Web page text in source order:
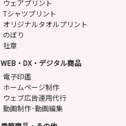
ウェアプリント
Tシャツプリント
オリジナルタオルプリント
のぼり
社章
WEB・DX・デジタル商品
電子印鑑
ホームページ制作
ウェブ広告運用代行
動画制作･動画編集